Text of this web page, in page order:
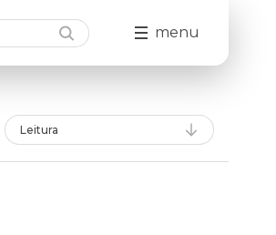
menu
Leitura